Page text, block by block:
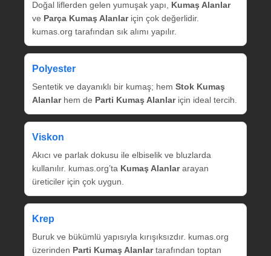
Doğal liflerden gelen yumuşak yapı, Kumaş Alanlar
ve Parça Kumaş Alanlariçin çok değerlidir.
kumas.org tarafından sık alımı yapılır.
Polyester
Sentetik ve dayanıklı bir kumaş; hem Stok Kumaş
Alanlarhem de Parti Kumaş Alanlariçin ideal tercih.
Viskon
Akıcı ve parlak dokusu ile elbiselik ve bluzlarda
kullanılır. kumas.org’ta Kumaş Alanlararayan
üreticiler için çok uygun.
Krep
Buruk ve bükümlü yapısıyla kırışıksızdır. kumas.org
üzerinden Parti Kumaş Alanlartarafından toptan